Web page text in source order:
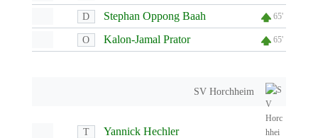
D Stephan Oppong Baah 65'
O Kalon-Jamal Prator 65'
SV Horchheim
T Yannick Hechler